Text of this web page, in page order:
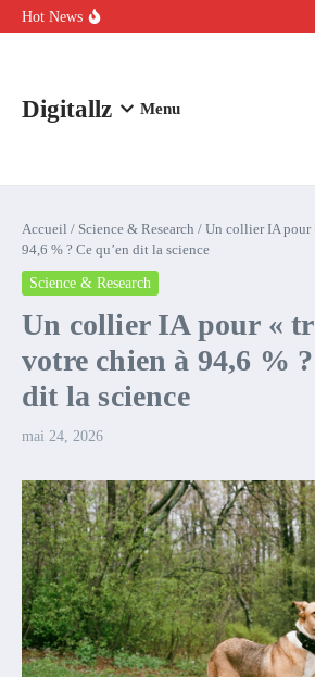
Aller au contenu
Hot News
Comment l’IA simplifie la data de
Digitallz Menu
Accueil / Science & Research / Un collier IA pour
94,6 % ? Ce qu’en dit la science
Science & Research
Un collier IA pour «
votre chien à 94,6 % ?
dit la science
mai 24, 2026